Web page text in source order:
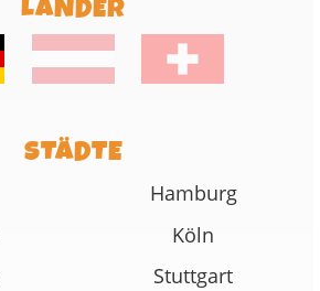
LÄNDER
STÄDTE
Hamburg
Köln
Stuttgart